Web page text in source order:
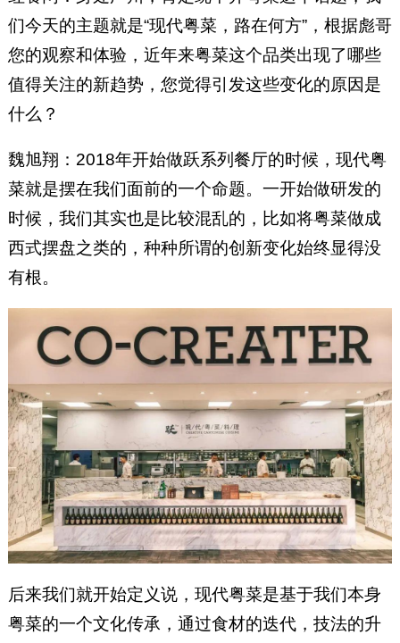
们今天的主题就是“现代粤菜，路在何方”，根据彪哥
您的观察和体验，近年来粤菜这个品类出现了哪些
值得关注的新趋势，您觉得引发这些变化的原因是
什么？
魏旭翔：2018年开始做跃系列餐厅的时候，现代粤
菜就是摆在我们面前的一个命题。一开始做研发的
时候，我们其实也是比较混乱的，比如将粤菜做成
西式摆盘之类的，种种所谓的创新变化始终显得没
有根。
后来我们就开始定义说，现代粤菜是基于我们本身
粤菜的一个文化传承，通过食材的迭代，技法的升